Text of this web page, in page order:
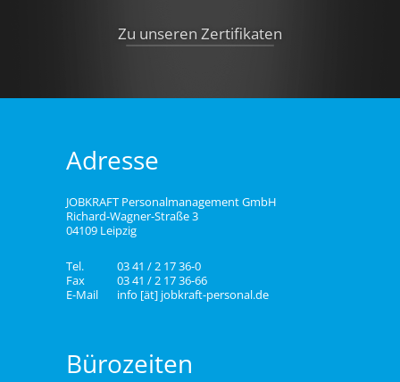
Zu unseren Zertifikaten
Adresse
JOBKRAFT Personalmanagement GmbH
Richard-Wagner-Straße 3
04109 Leipzig
Tel.
03 41 / 2 17 36-0
Fax
03 41 / 2 17 36-66
E-Mail
info [ät] jobkraft-personal.de
Bürozeiten